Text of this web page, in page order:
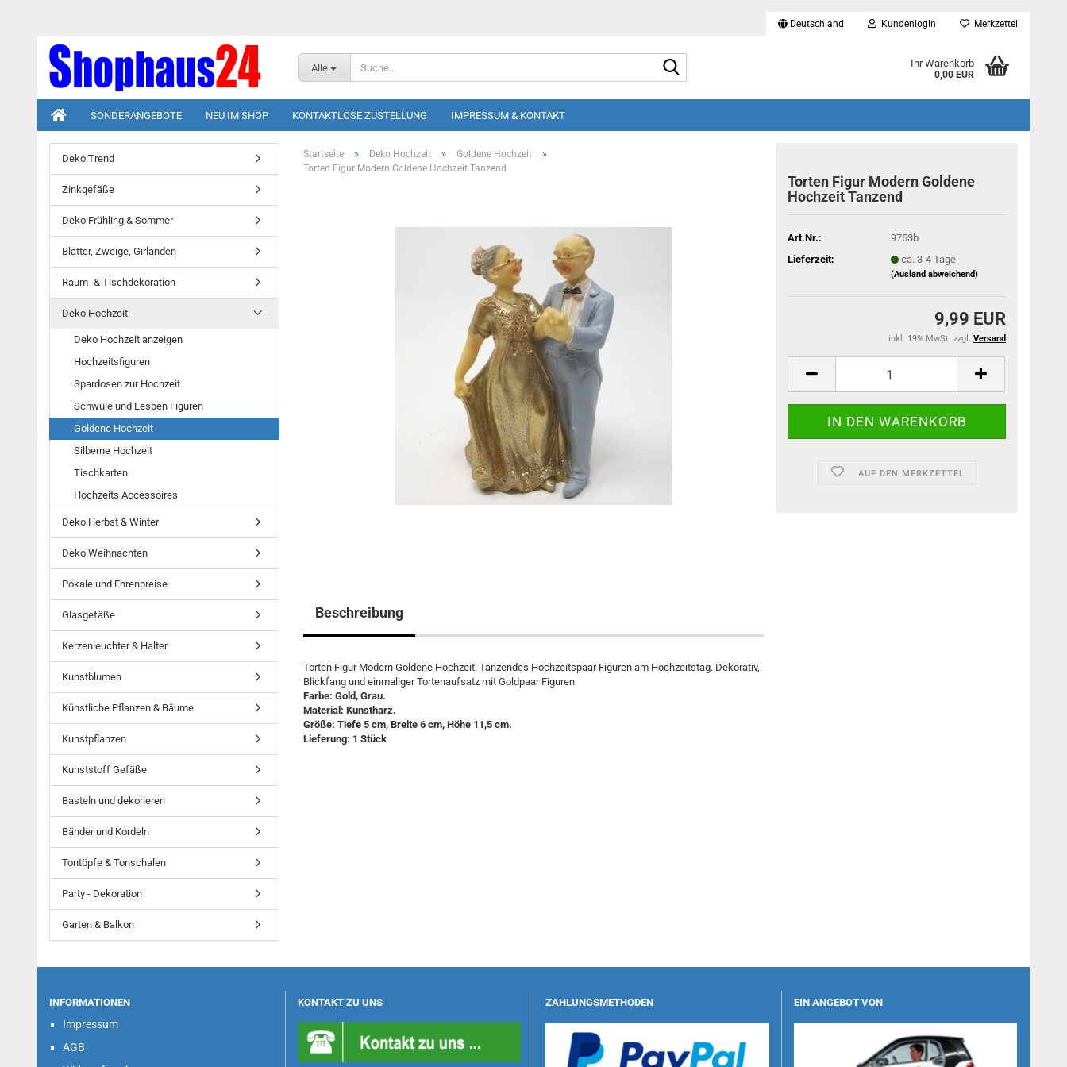
Deutschland Kundenlogin Merkzettel
Alle Ihr Warenkorb
0,00 EUR
SONDERANGEBOTE NEU IM SHOP KONTAKTLOSE ZUSTELLUNG IMPRESSUM & KONTAKT
Startseite » Deko Hochzeit » Goldene Hochzeit »
Torten Figur Modern Goldene Hochzeit Tanzend
Torten Figur Modern Goldene
Hochzeit Tanzend
Art.Nr.:
9753b
Lieferzeit:
ca. 3-4 Tage
(Ausland abweichend)
9,99 EUR
inkl. 19% MwSt. zzgl. Versand
AUF DEN MERKZETTEL
Beschreibung
Torten Figur Modern Goldene Hochzeit. Tanzendes Hochzeitspaar Figuren am Hochzeitstag. Dekorativ,
Blickfang und einmaliger Tortenaufsatz mit Goldpaar Figuren.
Farbe: Gold, Grau.
Material: Kunstharz.
Größe: Tiefe 5 cm, Breite 6 cm, Höhe 11,5 cm.
Lieferung: 1 Stück
Deko Trend
Zinkgefäße
Deko Frühling & Sommer
Blätter, Zweige, Girlanden
Raum- & Tischdekoration
Deko Hochzeit
Deko Hochzeit anzeigen
Hochzeitsfiguren
Spardosen zur Hochzeit
Schwule und Lesben Figuren
Goldene Hochzeit
Silberne Hochzeit
Tischkarten
Hochzeits Accessoires
Deko Herbst & Winter
Deko Weihnachten
Pokale und Ehrenpreise
Glasgefäße
Kerzenleuchter & Halter
Kunstblumen
Künstliche Pflanzen & Bäume
Kunstpflanzen
Kunststoff Gefäße
Basteln und dekorieren
Bänder und Kordeln
Tontöpfe & Tonschalen
Party - Dekoration
Garten & Balkon
INFORMATIONEN
Impressum
AGB
KONTAKT ZU UNS ZAHLUNGSMETHODEN EIN ANGEBOT VON